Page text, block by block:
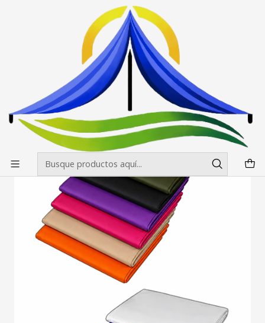
Envíos gratis desde $500.000 en Santiago
Accesorios para Toldos / laterales
Laterales para toldos 3x3 mt Estandar